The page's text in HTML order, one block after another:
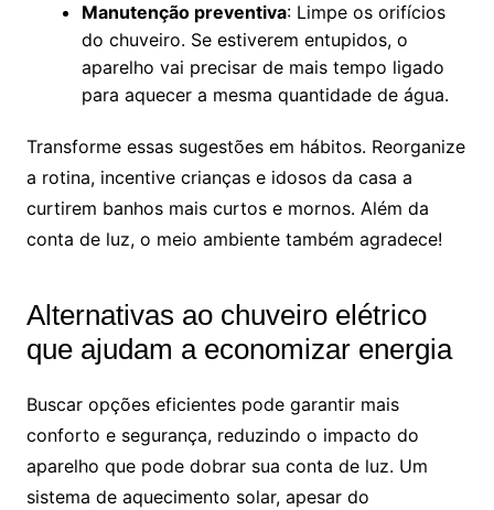
Manutenção preventiva: Limpe os orifícios
do chuveiro. Se estiverem entupidos, o
aparelho vai precisar de mais tempo ligado
para aquecer a mesma quantidade de água.
Transforme essas sugestões em hábitos. Reorganize
a rotina, incentive crianças e idosos da casa a
curtirem banhos mais curtos e mornos. Além da
conta de luz, o meio ambiente também agradece!
Alternativas ao chuveiro elétrico
que ajudam a economizar energia
Buscar opções eficientes pode garantir mais
conforto e segurança, reduzindo o impacto do
aparelho que pode dobrar sua conta de luz. Um
sistema de aquecimento solar, apesar do